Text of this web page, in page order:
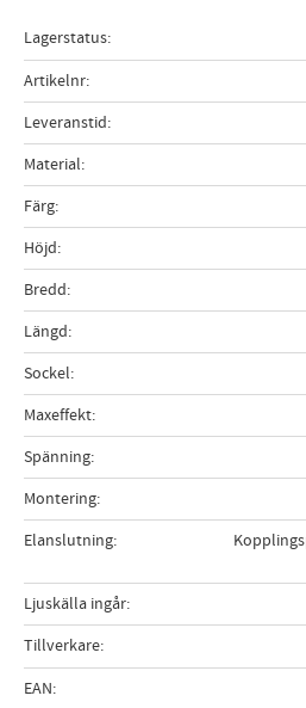
Lagerstatus
Artikelnr
Leveranstid
Material
Färg
Höjd
Bredd
Längd
Sockel
Maxeffekt
Spänning
Montering
Elanslutning
Ljuskälla ingår
Tillverkare
EAN